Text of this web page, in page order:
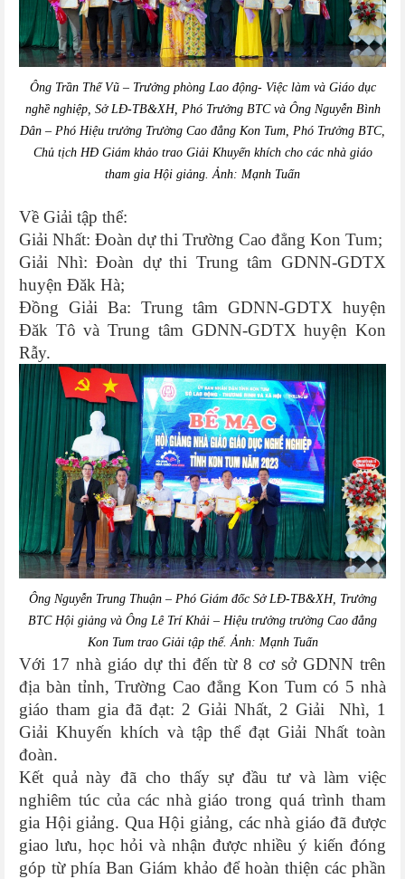
Ông Trần Thế Vũ –Trưởng phòng Lao động- Việc làm và Giáo dục
nghề nghiệp, Sở LĐ-TB&XH, Phó Trưởng BTC và Ông Nguyễn Bình
Dân – Phó Hiệu trưởng Trường Cao đẳng Kon Tum, Phó Trưởng BTC,
Chủ tịch HĐ Giám khảo trao Giải Khuyến khích cho các nhà giáo
tham gia Hội giảng. Ảnh: Mạnh Tuấn
Về Giải tập thể:
Giải Nhất: Đoàn dự thi Trường Cao đẳng Kon Tum;
Giải Nhì: Đoàn dự thi Trung tâm GDNN-GDTX
huyện Đăk Hà;
Đồng Giải Ba: Trung tâm GDNN-GDTX huyện
Đăk Tô và Trung tâm GDNN-GDTX huyện Kon
Rẫy.
Ông Nguyễn Trung Thuận – Phó Giám đốc Sở LĐ-TB&XH, Trưởng
BTC Hội giảng và Ông Lê Trí Khải – Hiệu trưởng trường Cao đẳng
Kon Tum trao Giải tập thể. Ảnh: Mạnh Tuấn
Với 17 nhà giáo dự thi đến từ 8 cơ sở GDNN trên
địa bàn tỉnh, Trường Cao đẳng Kon Tum có 5 nhà
giáo tham gia đã đạt: 2 Giải Nhất, 2 Giải Nhì, 1
Giải Khuyến khích và tập thể đạt Giải Nhất toàn
đoàn.
Kết quả này đã cho thấy sự đầu tư và làm việc
nghiêm túc của các nhà giáo trong quá trình tham
gia Hội giảng. Qua Hội giảng, các nhà giáo đã được
giao lưu, học hỏi và nhận được nhiều ý kiến đóng
góp từ phía Ban Giám khảo để hoàn thiện các phần